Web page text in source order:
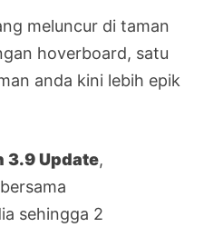
meluncur di taman
hoverboard, satu
anda kini lebih epik
3.9 Update,
sehingga 2